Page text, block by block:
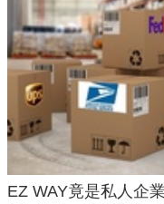
EZ WAY竟是私人企